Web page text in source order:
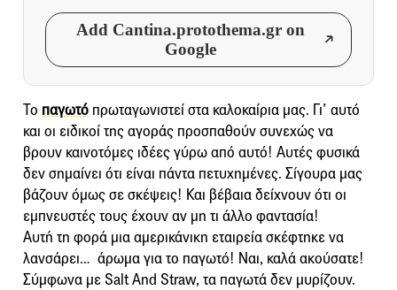
Add Cantina.protothema.gr on
Google
Το παγωτό πρωταγωνιστεί στα καλοκαίρια μας. Γι’ αυτό
και οι ειδικοί της αγοράς προσπαθούν συνεχώς να
βρουν καινοτόμες ιδέες γύρω από αυτό! Αυτές φυσικά
δεν σημαίνει ότι είναι πάντα πετυχημένες. Σίγουρα μας
βάζουν όμως σε σκέψεις! Και βέβαια δείχνουν ότι οι
εμπνευστές τους έχουν αν μη τι άλλο φαντασία!
Αυτή τη φορά μια αμερικάνικη εταιρεία σκέφτηκε να
λανσάρει… άρωμα για το παγωτό! Ναι, καλά ακούσατε!
Σύμφωνα με Salt And Straw, τα παγωτά δεν μυρίζουν.